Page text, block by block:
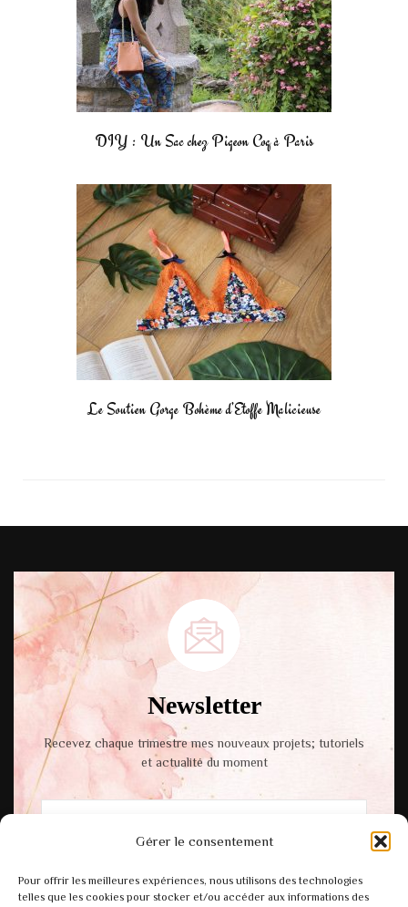
Gérer le consentement
Pour offrir les meilleures expériences, nous utilisons des technologies
telles que les cookies pour stocker et/ou accéder aux informations des
DIY : Un Sac chez Pigeon Coq à Paris
Le Soutien Gorge Bohème d’Etoffe Malicieuse
Newsletter
Recevez chaque trimestre mes nouveaux projets; tutoriels
et actualité du moment
politique de confidentialité.